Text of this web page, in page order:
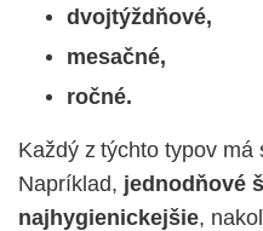
dvojtýždňové,
mesačné,
ročné.
Každý z týchto typov má
Napríklad, jednodňové
najhygienickejšie,